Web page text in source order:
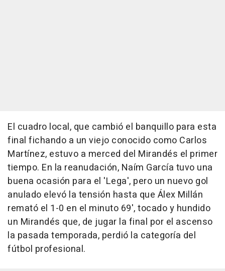
El cuadro local, que cambió el banquillo para esta
final fichando a un viejo conocido como Carlos
Martínez, estuvo a merced del Mirandés el primer
tiempo. En la reanudación, Naím García tuvo una
buena ocasión para el 'Lega', pero un nuevo gol
anulado elevó la tensión hasta que Álex Millán
remató el 1-0 en el minuto 69', tocado y hundido
un Mirandés que, de jugar la final por el ascenso
la pasada temporada, perdió la categoría del
fútbol profesional.